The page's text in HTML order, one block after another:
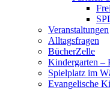
Veranstaltungen
Alltagsfragen
BücherZelle
Kindergarten –
Spielplatz im
Evangelische